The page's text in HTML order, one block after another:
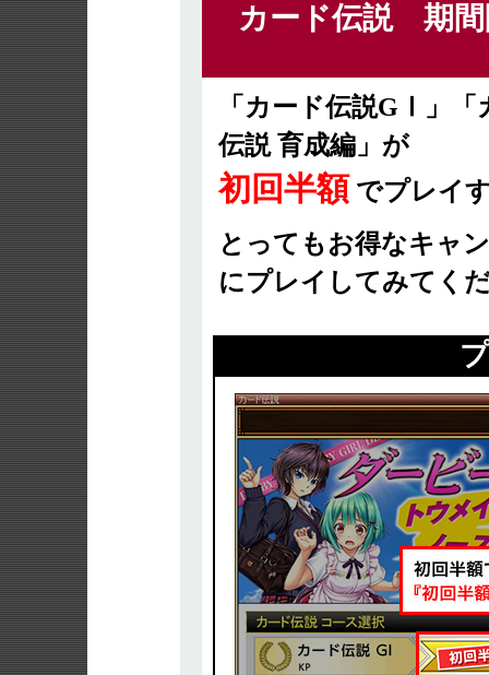
カード伝説 期間
「カード伝説GⅠ」
伝説 育成編」が
初回半額 でプレイ
とってもお得なキャ
にプレイしてみてく